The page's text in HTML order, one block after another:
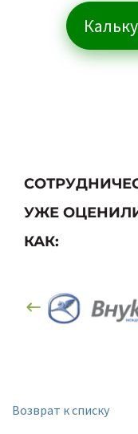
УЖЕ
КАК:
Возврат к списку